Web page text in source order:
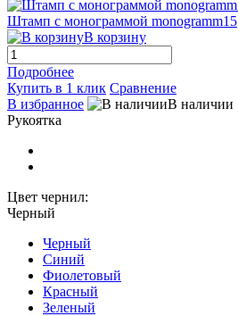
Штамп с монограммой monogramm15
В корзину
Подробнее
Купить в 1 клик Сравнение
В избранное
В наличии
Рукоятка
Цвет чернил:
Черный
Черный
Синий
Фиолетовый
Красный
Зеленый